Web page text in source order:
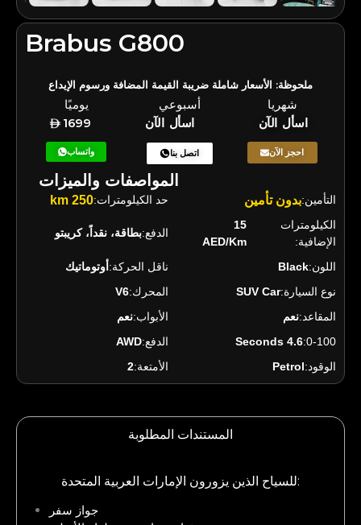
Brabus G800
ملحوظة: الأسعار شاملة ضريبة القيمة المضافة ورسوم الإيداع
يوميًا أسبوعي
شهريا
1699
اسأل الآن اسأل الآن
واتساب اتصل بنا احجز الآن
المواصفات والميزات
التأمين:بدون تأمين حد الكيلومترات:250 km
الكيلومترات
الإضافية:
15
AED/Km
الدفع:بطاقة، نقداً، كريبتو
اللون:Black ناقل الحركة: أوتوماتيك
نوع السيارة:SUV Car المحرك:V6
المقاعد:نعم الأبواب:نعم
0-100:
4.6 Seconds الدفع:AWD
الوقود:Petrol الأمتعة:2
المستندات المطلوبة
للسياح الذين يزورون الإمارات العربية المتحدة:
جواز سفر